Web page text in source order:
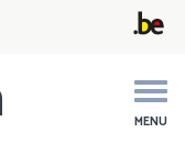
MENU